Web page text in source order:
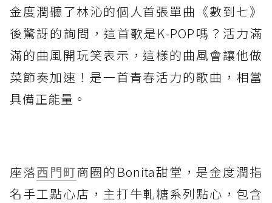
金度潤聽了林沁的個人首張單曲《數到七》
後驚訝的詢問，這首歌是K-POP嗎？活力滿
滿的曲風開玩笑表示，這樣的曲風會讓他做
菜節奏加速！是一首青春活力的歌曲，相當
具備正能量。
座落西門町商圈的Bonita甜堂，是金度潤指
名手工點心店，主打牛軋糖系列點心，包含